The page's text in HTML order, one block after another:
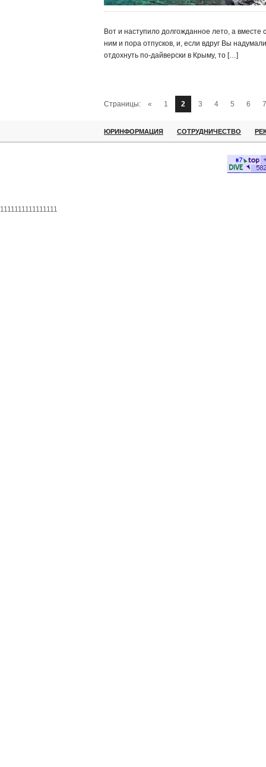
Вот и наступило долгожданное лето, а вместе с
ним и пора отпусков, и, если вдруг Вы надумали
отдохнуть по-дайверски в Крыму, то […]
Страницы: « 1 2 3 4 5 6 7
ЮРИНФОРМАЦИЯ СОТРУДНИЧЕСТВО
1111111111111111